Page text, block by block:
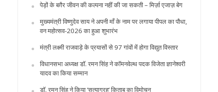
पेड़ों के बग़ैर जीवन की कल्पना नहीं की जा सकती – मिर्ज़ा एजाज़ बेग
मुख्यमंत्री विष्णुदेव साय ने अपनी माँ के नाम पर लगाया पीपल का पौधा,
वन महोत्सव-2026 का हुआ शुभारंभ
मंत्री लक्ष्मी राजवाड़े के प्रयासों से 97 गांवों में होगा विद्युत विस्तार
विधानसभा अध्यक्ष डॉ. रमन सिंह ने कॉमनवेल्थ पदक विजेता ज्ञानेश्वरी
यादव का किया सम्मान
डॉ. रमन सिंह ने किया ‘सत्याग्रह‘ किताब का विमोचन